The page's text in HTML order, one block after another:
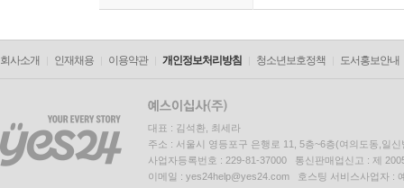
회사소개 인재채용 이용약관 개인정보처리방침 청소년보호정책 도서홍보안내
대표 : 김석환, 최세라
주소 : 서울시 영등포구 은행로 11, 5층~6층(여의도동,일신
사업자등록번호 : 229-81-37000 통신판매업신고 : 제
이메일 : yes24help@yes24.com 호스팅 서비스사업자 :